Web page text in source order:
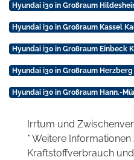
Hyundai i30 in Großraum
Hyundai i30 in Großraum Kassel
Hyundai i30 in Großraum Einbeck
Hyundai i30 in Großraum
Hyundai i30 in Großraum Hann.-
Irrtum und
* Weitere
Kraftstoffverbrauch